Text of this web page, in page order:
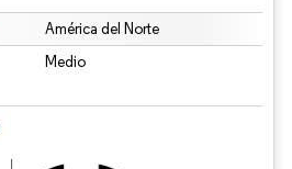
América del Norte
Medio
El uso requiere atribución según CC BY 4.0.